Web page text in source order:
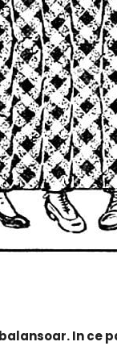
In ce